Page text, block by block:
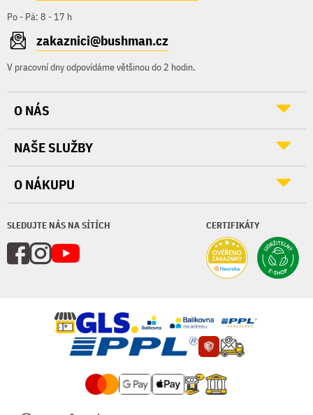
Po - Pá: 8 - 17 h
zakaznici@bushman.cz
V pracovní dny odpovídáme většinou do 2 hodin.
SLEDUJTE NÁS NA SÍTÍCH CERTIFIKÁTY
O NÁS
NAŠE SLUŽBY
O NÁKUPU